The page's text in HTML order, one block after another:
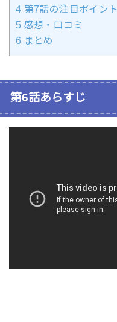
4 第7話の注目ポイント
5 感想・口コミ
6 まとめ
第6話あらすじ